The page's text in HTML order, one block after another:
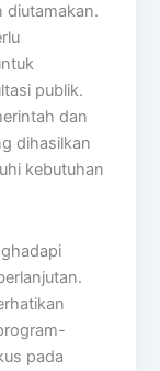
diutamakan.
publik.
dan
dihasilkan
kebutuhan
pada